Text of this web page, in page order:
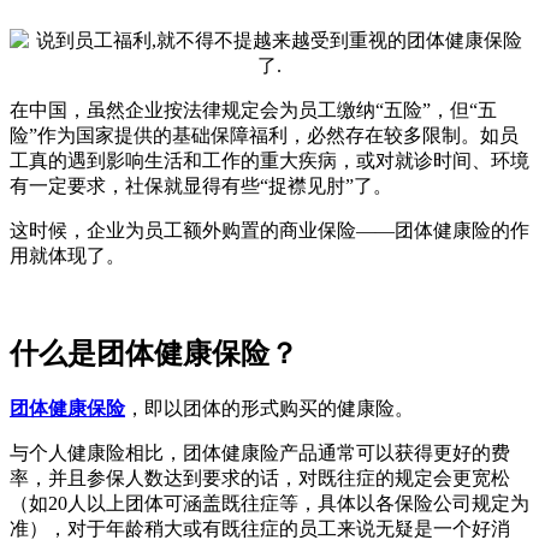
在中国，虽然企业按法律规定会为员工缴纳“五险”，但“五
险”作为国家提供的基础保障福利，必然存在较多限制。如员
工真的遇到影响生活和工作的重大疾病，或对就诊时间、环境
有一定要求，社保就显得有些“捉襟见肘”了。
这时候，企业为员工额外购置的商业保险——团体健康险的作
用就体现了。
什么是团体健康保险？
团体健康保险，即以团体的形式购买的健康险。
与个人健康险相比，团体健康险产品通常可以获得更好的费
率，并且参保人数达到要求的话，对既往症的规定会更宽松
（如20人以上团体可涵盖既往症等，具体以各保险公司规定为
准），对于年龄稍大或有既往症的员工来说无疑是一个好消